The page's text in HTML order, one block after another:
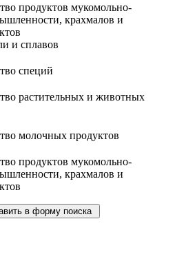
продуктов мукомольно-
крахмалов и
и сплавов
специй
растительных и животных
молочных продуктов
продуктов мукомольно-
крахмалов и